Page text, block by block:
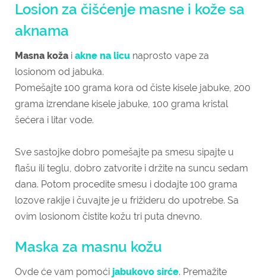
Losion za čišćenje masne i kože sa
aknama
Masna koža i akne na licu naprosto vape za
losionom od jabuka.
Pomešajte 100 grama kora od čiste kisele jabuke, 200
grama izrendane kisele jabuke, 100 grama kristal
šećera i litar vode.
Sve sastojke dobro pomešajte pa smesu sipajte u
flašu ili teglu, dobro zatvorite i držite na suncu sedam
dana. Potom procedite smesu i dodajte 100 grama
lozove rakije i čuvajte je u frižideru do upotrebe. Sa
ovim losionom čistite kožu tri puta dnevno.
Maska za masnu kožu
Ovde će vam pomoći jabukovo sirće. Premažite